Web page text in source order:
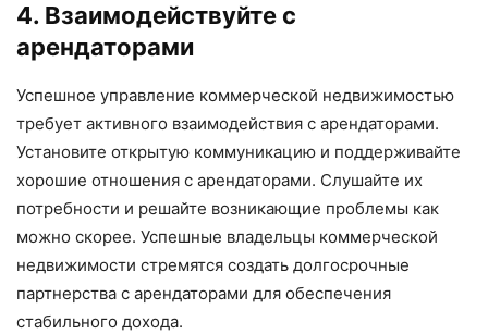
4. Взаимодействуйте с
арендаторами
Успешное управление коммерческой недвижимостью
требует активного взаимодействия с арендаторами.
Установите открытую коммуникацию и поддерживайте
хорошие отношения с арендаторами. Слушайте их
потребности и решайте возникающие проблемы как
можно скорее. Успешные владельцы коммерческой
недвижимости стремятся создать долгосрочные
партнерства с арендаторами для обеспечения
стабильного дохода.